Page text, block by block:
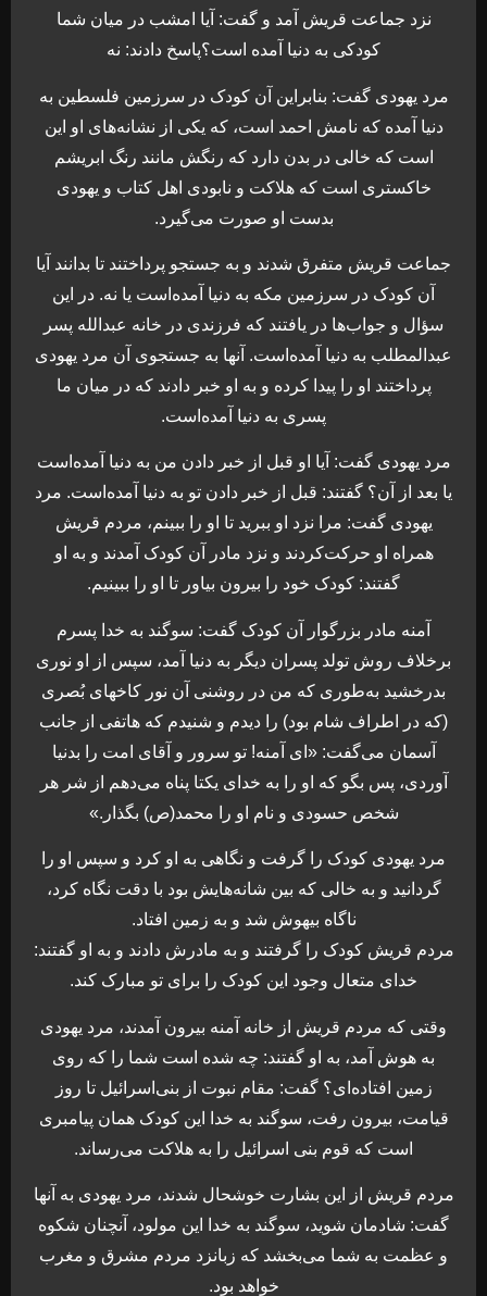
نزد جماعت قریش آمد و گفت: آیا امشب در میان شما
کودکی به دنیا آمده است؟پاسخ دادند: نه
مرد یهودی گفت: بنابراین آن کودک در سرزمین فلسطین به
دنیا آمده که نامش احمد است، که یکی از نشانه‌های او این
است که خالی در بدن دارد که رنگش مانند رنگ ابریشم
خاکستری است که هلاکت و نابودی اهل کتاب و یهودی
بدست او صورت می‌گیرد.
جماعت قریش متفرق شدند و به جستجو پرداختند تا بدانند آیا
آن کودک در سرزمین مکه به دنیا آمده‌است یا نه. در این
سؤال و جواب‌ها در یافتند که فرزندی در خانه عبدالله پسر
عبدالمطلب به دنیا آمده‌است. آنها به جستجوی آن مرد یهودی
پرداختند او را پیدا کرده و به او خبر دادند که در میان ما
پسری به دنیا آمده‌است.
مرد یهودی گفت: آیا او قبل از خبر دادن من به دنیا آمده‌است
یا بعد از آن؟ گفتند: قبل از خبر دادن تو به دنیا آمده‌است. مرد
یهودی گفت: مرا نزد او ببرید تا او را ببینم، مردم قریش
همراه او حرکت‌کردند و نزد مادر آن کودک آمدند و به او
گفتند: کودک خود را بیرون بیاور تا او را ببینیم.
آمنه مادر بزرگوار آن کودک گفت: سوگند به خدا پسرم
برخلاف روش تولد پسران دیگر به دنیا آمد، سپس از او نوری
بدرخشید به‌طوری که من در روشنی آن نور کاخهای بُصری
(که در اطراف شام بود) را دیدم و شنیدم که هاتفی از جانب
آسمان می‌گفت: «ای آمنه! تو سرور و آقای امت را بدنیا
آوردی، پس بگو که او را به خدای یکتا پناه می‌دهم از شر هر
شخص حسودی و نام او را محمد(ص) بگذار.»
مرد یهودی کودک را گرفت و نگاهی به او کرد و سپس او را
گردانید و به خالی که بین شانه‌هایش بود با دقت نگاه کرد،
ناگاه بیهوش شد و به زمین افتاد.
مردم قریش کودک را گرفتند و به مادرش دادند و به او گفتند:
خدای متعال وجود این کودک را برای تو مبارک کند.
وقتی که مردم قریش از خانه آمنه بیرون آمدند، مرد یهودی
به هوش آمد، به او گفتند: چه شده است شما را که روی
زمین افتاده‌ای؟ گفت: مقام نبوت از بنی‌اسرائیل تا روز
قیامت، بیرون رفت، سوگند به خدا این کودک همان پیامبری
است که قوم بنی اسرائیل را به هلاکت می‌رساند.
مردم قریش از این بشارت خوشحال شدند، مرد یهودی به آنها
گفت: شادمان شوید، سوگند به خدا این مولود، آنچنان شکوه
و عظمت به شما می‌بخشد که زبانزد مردم مشرق و مغرب
خواهد بود.